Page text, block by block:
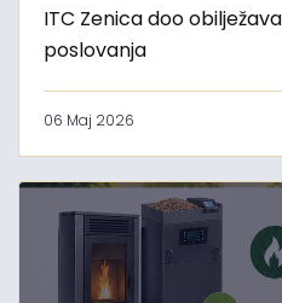
ITC Zenica doo
poslovanja
06 Maj 2026